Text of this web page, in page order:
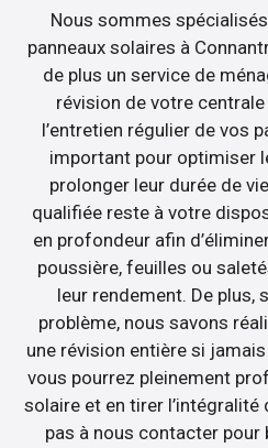
Nous sommes
panneaux solaires à
de plus un service de
révision de votre
l’entretien régulier de vos
important pour optimiser
prolonger leur durée de
qualifiée reste à votre
en profondeur afin
poussière, feuilles ou
leur rendement. De plus,
problème, nous savons
une révision entière si
vous pourrez pleinement
solaire et en tirer l’intégralité
pas à nous contacter pour